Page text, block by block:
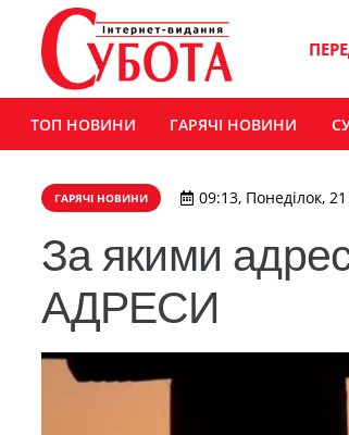
ТОП НОВИНИ ГАРЯЧІ НОВИНИ
ГАРЯЧІ НОВИНИ 09:13, Понеділок,
За якими
АДРЕСИ